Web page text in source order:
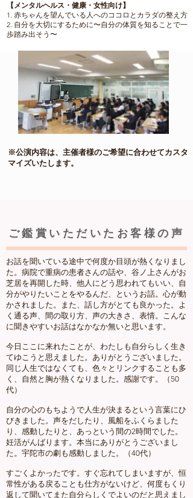
【メンタルヘルス・健康・女性向け】
1. 赤ちゃんを望んでいる人へのココロとカラダの整え方
2. 自分を大切にするために〜自分の体質を知ることで一
歩踏み出そう〜
​※公演内容は、主催者様のご希望に合わせてカスタ
マイズいたします。
ご鑑賞いただいたお客様の声
お話を聞いている途中で何度か目頭が熱くなりまし
た。病院で重病の患者さんの話や、谷ノ上さんがお
芝居を再開した時、他人にどう思われてもいい、自
分がやりたいことをやるんだ、というお話。心が動
かされました。また、話し方がとても良かった。よ
く通る声、間の取り方、声の大きさ、表情。こんな
に聞きやすいお話はなかなか無いと思います。
今日ここに来れたことが、わたしも自分らしく生き
てゆこうと思えました。ありがとうございました。
同じ人生ではなくても、色々とリンクすることも多
く、自然と胸が熱くなりました。感謝です。（50
代）
自分の心のもちようで人生が決まるという言葉にひ
びきました。声をだしたり、風船をふくらました
り、感動したりと、あっという間の2時間でした。
妊活がんばります。本当にありがとうございまし
た。宇陀市の劇も感動しました。（40代）
すごくよかったです。すぐ忘れてしまいますが、恒
常性がある戻ることも仕方がないけど、何度もくり
返して聞いてまた自分らしくでよいのだと思えまし